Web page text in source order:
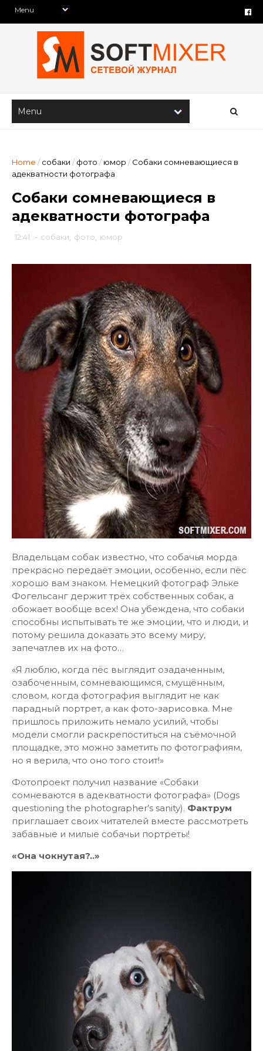
Home / собаки / фото / юмор / Собаки сомневающиеся в
адекватности фотографа
Собаки сомневающиеся в
адекватности фотографа
12:41 - собаки фото юмор
Владельцам собак известно, что собачья морда
прекрасно передаёт эмоции, особенно, если пёс
хорошо вам знаком. Немецкий фотограф Эльке
Фогельсанг держит трёх собственных собак, а
обожает вообще всех! Она убеждена, что собаки
способны испытывать те же эмоции, что и люди, и
потому решила доказать это всему миру,
запечатлев их на фото…
«Я люблю, когда пёс выглядит озадаченным,
озабоченным, сомневающимся, смущённым,
словом, когда фотография выглядит не как
парадный портрет, а как фото-зарисовка. Мне
пришлось приложить немало усилий, чтобы
модели смогли раскрепоститься на съёмочной
площадке, это можно заметить по фотографиям,
но я верила, что оно того стоит!»
Фотопроект получил название «Собаки
сомневаются в адекватности фотографа» (Dogs
questioning the photographer’s sanity). Фактрум
приглашает своих читателей вместе рассмотреть
забавные и милые собачьи портреты!
«Она чокнутая?..»